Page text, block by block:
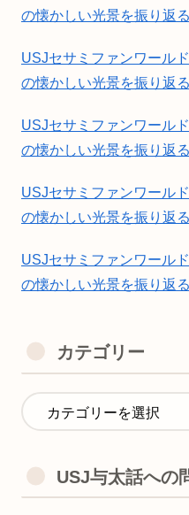
の懐かしい光景を振り返る
USJセサミファンワール
の懐かしい光景を振り返る
USJセサミファンワール
の懐かしい光景を振り返る
USJセサミファンワール
の懐かしい光景を振り返る
USJセサミファンワール
の懐かしい光景を振り返る
カテゴリー
USJ与太話への